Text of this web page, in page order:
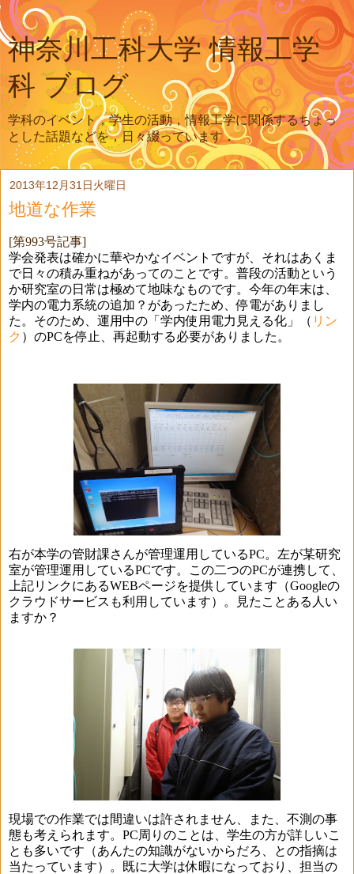
神奈川工科大学 情報工学
科 ブログ
学科のイベント，学生の活動，情報工学に関係するちょっ
とした話題などを，日々綴っています．
2013年12月31日火曜日
地道な作業
[第993号記事]
学会発表は確かに華やかなイベントですが、それはあくま
で日々の積み重ねがあってのことです。普段の活動という
か研究室の日常は極めて地味なものです。今年の年末は、
学内の電力系統の追加？があったため、停電がありまし
た。そのため、運用中の「学内使用電力見える化」（ リン
ク ）のPCを停止、再起動する必要がありました。
右が本学の管財課さんが管理運用しているPC。左が某研究
室が管理運用しているPCです。この二つのPCが連携して、
上記リンクにあるWEBページを提供しています（Googleの
クラウドサービスも利用しています）。見たことある人い
ますか？
現場での作業では間違いは許されません、また、不測の事
態も考えられます。 PC周りのことは、学生の方が詳しいこ
とも多いです（あんたの知識がないからだろ、との指摘は
当たっています）。既に大学は休暇になっており、担当の